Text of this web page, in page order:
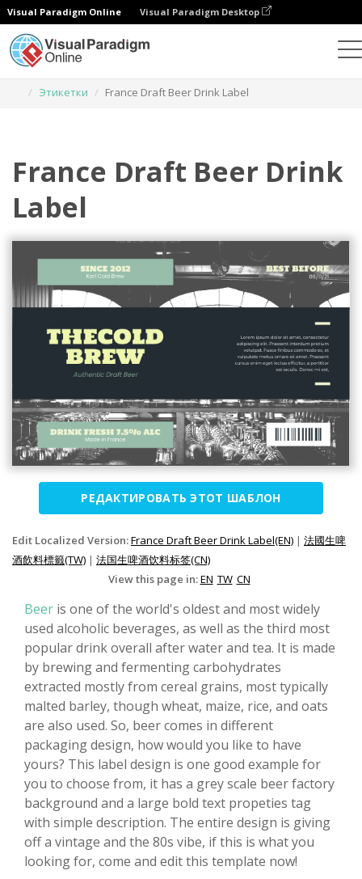
Visual Paradigm Online Visual Paradigm Desktop
Этикетки
France Draft Beer Drink Label
France Draft Beer Drink
Label
РЕДАКТИРОВАТЬ ЭТОТ ШАБЛОН
Edit Localized Version:France Draft Beer Drink Label(EN) | 法國生啤
酒飲料標籤(TW) | 法国生啤酒饮料标签(CN)
View this page in:EN TW CN
Beer is one of the world's oldest and most widely
used alcoholic beverages, as well as the third most
popular drink overall after water and tea. It is made
by brewing and fermenting carbohydrates
extracted mostly from cereal grains, most typically
malted barley, though wheat, maize, rice, and oats
are also used. So, beer comes in different
packaging design, how would you like to have
yours? This label design is one good example for
you to choose from, it has a grey scale beer factory
background and a large bold text propeties tag
with simple description. The entire design is giving
off a vintage and the 80s vibe, if this is what you
looking for, come and edit this template now!